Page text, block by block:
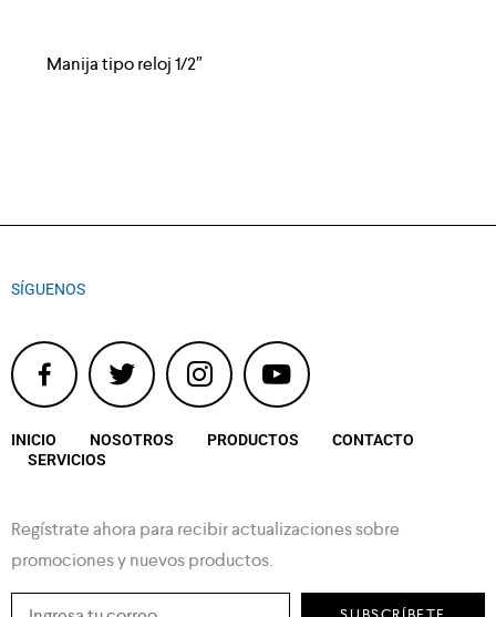
Manija tipo reloj 1/2″
SÍGUENOS
INICIO NOSOTROS PRODUCTOS
CONTACTO
SERVICIOS
Regístrate ahora para recibir actualizaciones sobre
promociones y nuevos productos.